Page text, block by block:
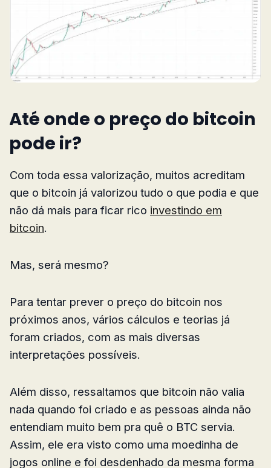
Até onde o preço do bitcoin
pode ir?
Com toda essa valorização, muitos acreditam
que o bitcoin já valorizou tudo o que podia e que
não dá mais para ficar rico investindo em
bitcoin.
Mas, será mesmo?
Para tentar prever o preço do bitcoin nos
próximos anos, vários cálculos e teorias já
foram criados, com as mais diversas
interpretações possíveis.
Além disso, ressaltamos que bitcoin não valia
nada quando foi criado e as pessoas ainda não
entendiam muito bem pra quê o BTC servia.
Assim, ele era visto como uma moedinha de
jogos online e foi desdenhado da mesma forma